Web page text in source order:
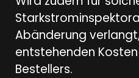
Abänderung
entstehenden
Bestellers.